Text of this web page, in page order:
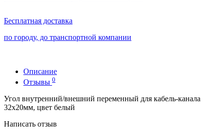
Бесплатная доставка
по городу, до транспортной компании
Описание
Отзывы 0
Угол внутренний/внешний переменный для кабель-канала
32x20мм, цвет белый
Написать отзыв